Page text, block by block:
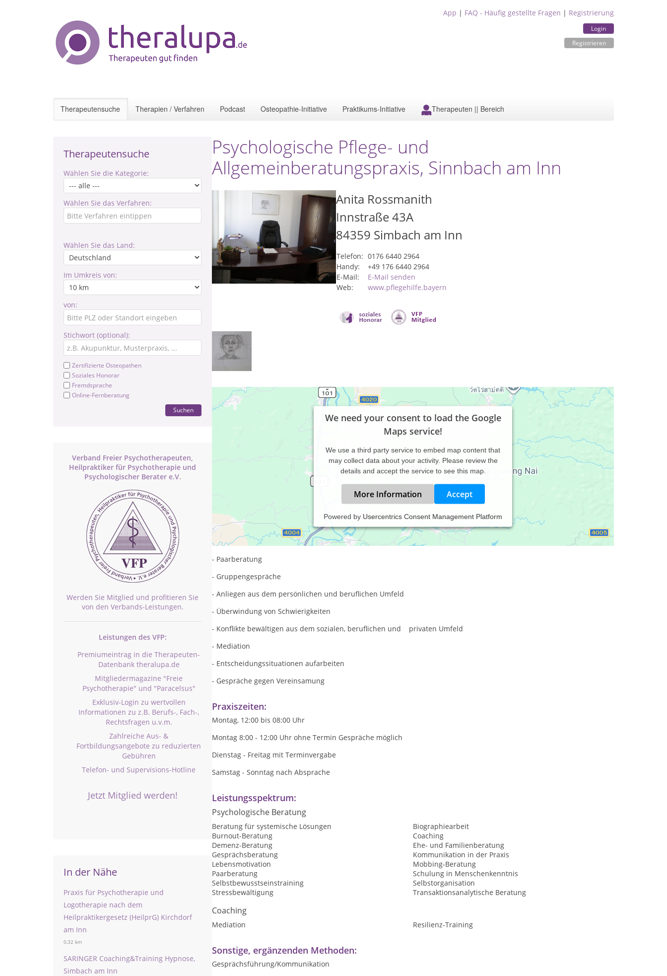
App | FAQ - Häufig gestellte Fragen | Registrierung
Login
Registrieren
Therapeutensuche Therapien / Verfahren Podcast Osteopathie-Initiative Praktikums-Initiative Therapeuten || Bereich
Therapeutensuche
Wählen Sie die Kategorie:
Wählen Sie das Verfahren:
Wählen Sie das Land:
Im Umkreis von:
von:
Stichwort (optional):
Zertifizierte Osteopathen
Soziales Honorar
Fremdsprache
Online-Fernberatung
Suchen
Verband Freier Psychotherapeuten,
Heilpraktiker für Psychotherapie und
Psychologischer Berater e.V.
Werden Sie Mitglied und profitieren Sie
von den Verbands-Leistungen.
Leistungen des VFP:
Premiumeintrag in die Therapeuten-
Datenbank theralupa.de
Mitgliedermagazine "Freie
Psychotherapie" und "Paracelsus"
Exklusiv-Login zu wertvollen
Informationen zu z.B. Berufs-, Fach-,
Rechtsfragen u.v.m.
Zahlreiche Aus- &
Fortbildungsangebote zu reduzierten
Gebühren
Telefon- und Supervisions-Hotline
Jetzt Mitglied werden!
In der Nähe
Praxis für Psychotherapie und
Logotherapie nach dem
Heilpraktikergesetz (HeilprG) Kirchdorf
am Inn
0,32 km
SARINGER Coaching&Training Hypnose,
Simbach am Inn
Psychologische Pflege- und
Allgemeinberatungspraxis, Sinnbach am Inn
Anita Rossmanith
Innstraße 43A
84359 Simbach am Inn
Telefon: 0176 6440 2964
Handy:
+49 176 6440 2964
E-Mail:
E-Mail senden
Web:
www.pflegehilfe.bayern
We need your consent to load the Google
Maps service!
We use a third party service to embed map content that
may collect data about your activity. Please review the
details and accept the service to see this map.
More Information Accept
Powered by Usercentrics Consent Management Platform
Psychologische Beratung/Personal Coach
- Lebensberatung
- Paarberatung
- Gruppengespräche
- Anliegen aus dem persönlichen und beruflichen Umfeld
- Überwindung von Schwierigkeiten
- Konflikte bewältigen aus dem sozialen, beruflichen und privaten Umfeld
- Mediation
- Entscheidungssituationen aufarbeiten
- Gespräche gegen Vereinsamung
Praxiszeiten:
Montag, 12:00 bis 08:00 Uhr
Montag 8:00 - 12:00 Uhr ohne Termin Gespräche möglich
Dienstag - Freitag mit Terminvergabe
Samstag - Sonntag nach Absprache
Leistungsspektrum:
Psychologische Beratung
Beratung für systemische Lösungen
Biographiearbeit
Burnout-Beratung
Coaching
Demenz-Beratung
Ehe- und Familienberatung
Gesprächsberatung
Kommunikation in der Praxis
Lebensmotivation
Mobbing-Beratung
Paarberatung
Schulung in Menschenkenntnis
Selbstbewusstseinstraining
Selbstorganisation
Stressbewältigung
Transaktionsanalytische Beratung
Coaching
Mediation Resilienz-Training
Sonstige, ergänzenden Methoden:
Gesprächsführung/Kommunikation